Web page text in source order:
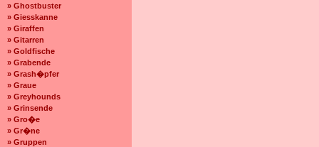
» Ghostbuster
» Giesskanne
» Giraffen
» Gitarren
» Goldfische
» Grabende
» Grash�pfer
» Graue
» Greyhounds
» Grinsende
» Gro�e
» Gr�ne
» Gruppen